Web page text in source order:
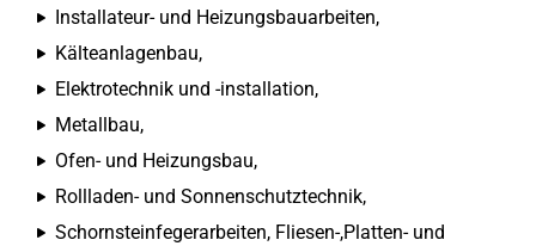
Installateur- und Heizungsbauarbeiten,
Kälteanlagenbau,
Elektrotechnik und -installation,
Metallbau,
Ofen- und Heizungsbau,
Rollladen- und Sonnenschutztechnik,
Schornsteinfegerarbeiten, Fliesen-,Platten- und